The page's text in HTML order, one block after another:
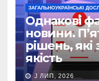
ЗАГАЛЬНОУКРАЇНСЬКІ
Однакові
новини.
рішень,
якість
J ЛИП, 2026